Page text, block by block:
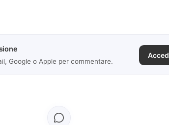
Google o Apple per commentare.